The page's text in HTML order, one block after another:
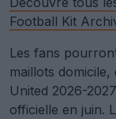
Football Kit
Les fans
maillots
United 2026-
officielle en juin.